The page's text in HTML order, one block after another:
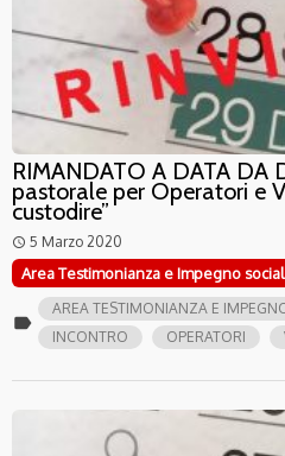
RIMANDATO A DATA DA
pastorale per Operatori e
custodire”
access_time 5 Marzo 2020
Area Testimonianza e Impegno
label
AREA TESTIMONIANZA E
INCONTRO
OPERATORI